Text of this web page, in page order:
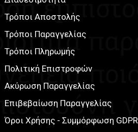
Τρόποι Αποστολής
Τρόποι Παραγγελίας
Τρόποι Πληρωμής
Πολιτική Επιστροφών
Ακύρωση Παραγγελίας
Επιβεβαίωση Παραγγελίας
Όροι Χρήσης - Συμμόρφωση GDPR